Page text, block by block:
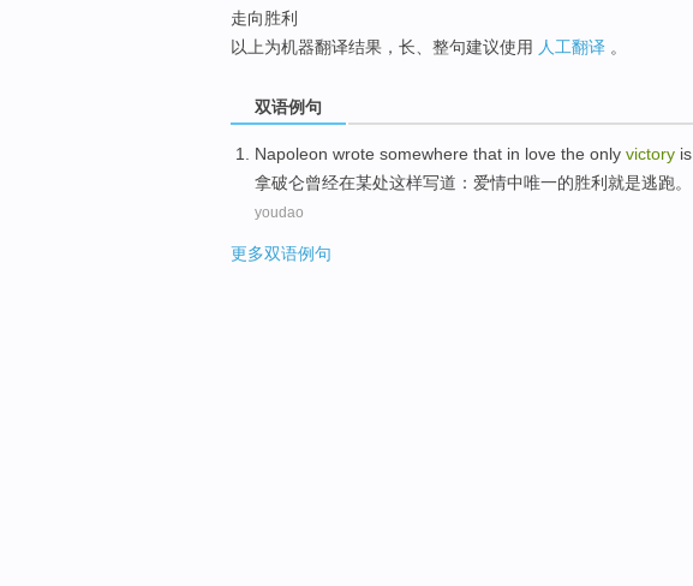
走向胜利
以上为机器翻译结果，长、整句建议使用 人工翻译 。
双语例句
Napoleon wrote somewhere that in love the only victory is
拿破仑曾经在某处这样写道： 爱情中唯一的胜利 就是逃跑。
youdao
更多双语例句